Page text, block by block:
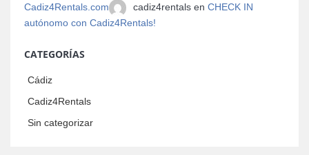
Cadiz4Rentals.com
cadiz4rentals en CHECK IN
autónomo con Cadiz4Rentals!
CATEGORÍAS
Cádiz
Cadiz4Rentals
Sin categorizar